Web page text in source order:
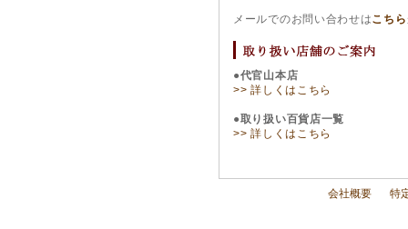
メールでのお問い合わせはこちら
●代官山本店
>> 詳しくはこちら
●取り扱い百貨店一覧
>> 詳しくはこちら
会社概要 特